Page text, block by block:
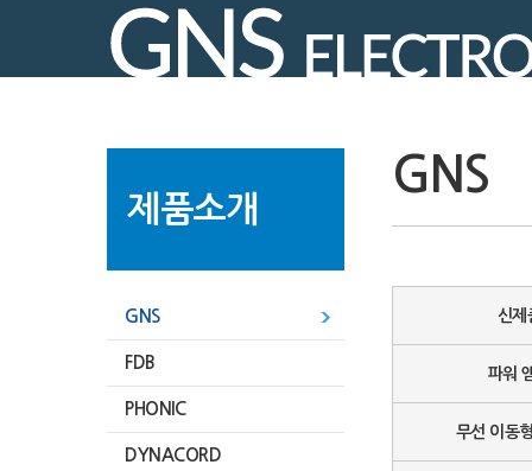
제품소개
GNS
FDB
PHONIC
DYNACORD
GNS
신제
파워
무선 이동